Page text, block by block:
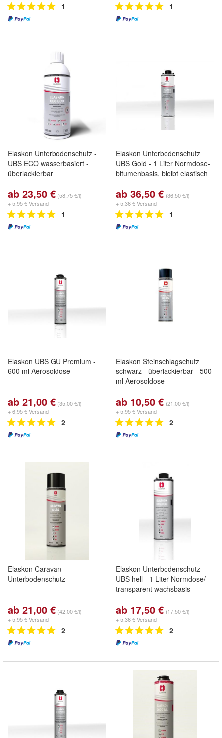
1 1
Elaskon Unterbodenschutz -
UBS ECO wasserbasiert -
überlackierbar
ab 23,50 € (58,75 €/l)
+ 5,95 € Versand
1
Elaskon Unterbodenschutz
UBS Gold - 1 Liter Normdose-
bitumenbasis, bleibt elastisch
ab 36,50 € (36,50 €/l)
+ 5,36 € Versand
1
Elaskon UBS GU Premium -
600 ml Aerosoldose
ab 21,00 € (35,00 €/l)
+ 6,95 € Versand
2
Elaskon Steinschlagschutz
schwarz - überlackierbar - 500
ml Aerosoldose
ab 10,50 € (21,00 €/l)
+ 5,95 € Versand
2
Elaskon Caravan -
Unterbodenschutz
ab 21,00 € (42,00 €/l)
+ 5,95 € Versand
2
Elaskon Unterbodenschutz -
UBS hell - 1 Liter Normdose/
transparent wachsbasis
ab 17,50 € (17,50 €/l)
+ 5,36 € Versand
2